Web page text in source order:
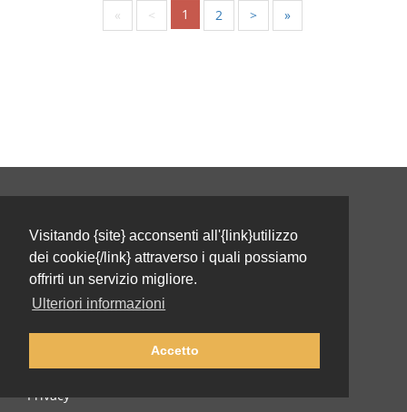
Visitando {site} acconsenti all'{link}utilizzo
dei cookie{/link} attraverso i quali possiamo
offrirti un servizio migliore.
Ulteriori informazioni
Accetto
« < 1 2 > »
Chi siamo
Team
Privacy